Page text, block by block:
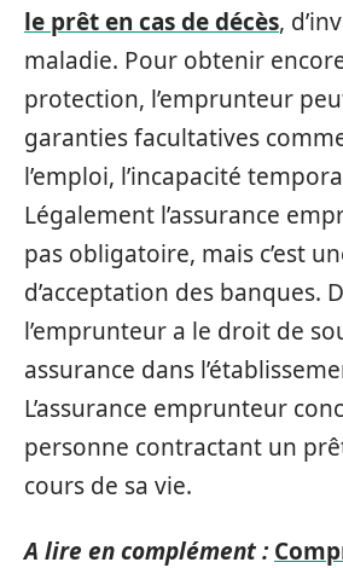
le prêt en cas de décès,
maladie. Pour obtenir
protection, l’emprunteur
garanties facultatives
l’emploi, l’incapacité
Légalement l’assurance
pas obligatoire, mais c’est
d’acceptation des banques.
l’emprunteur a le droit de
assurance dans
L’assurance emprunteur
personne contractant un
cours de sa vie.
A lire en complément :